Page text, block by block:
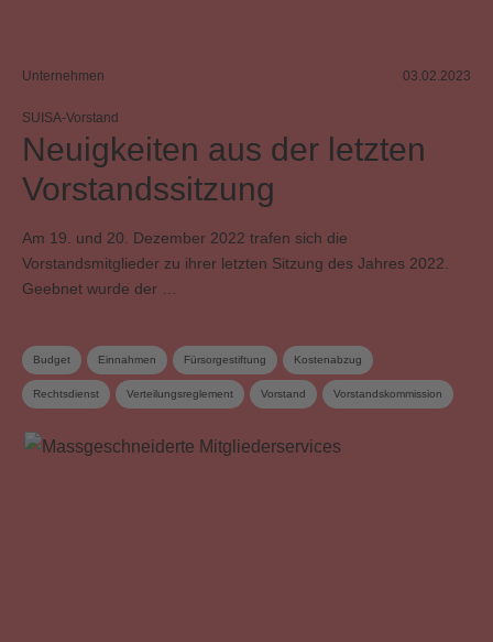
Unternehmen 03.02.2023
SUISA-Vorstand
Neuigkeiten aus der letzten
Vorstandssitzung
Am 19. und 20. Dezember 2022 trafen sich die
Vorstandsmitglieder zu ihrer letzten Sitzung des Jahres 2022.
Geebnet wurde der …
Budget Einnahmen Fürsorgestiftung Kostenabzug
Rechtsdienst Verteilungsreglement Vorstand Vorstandskommission